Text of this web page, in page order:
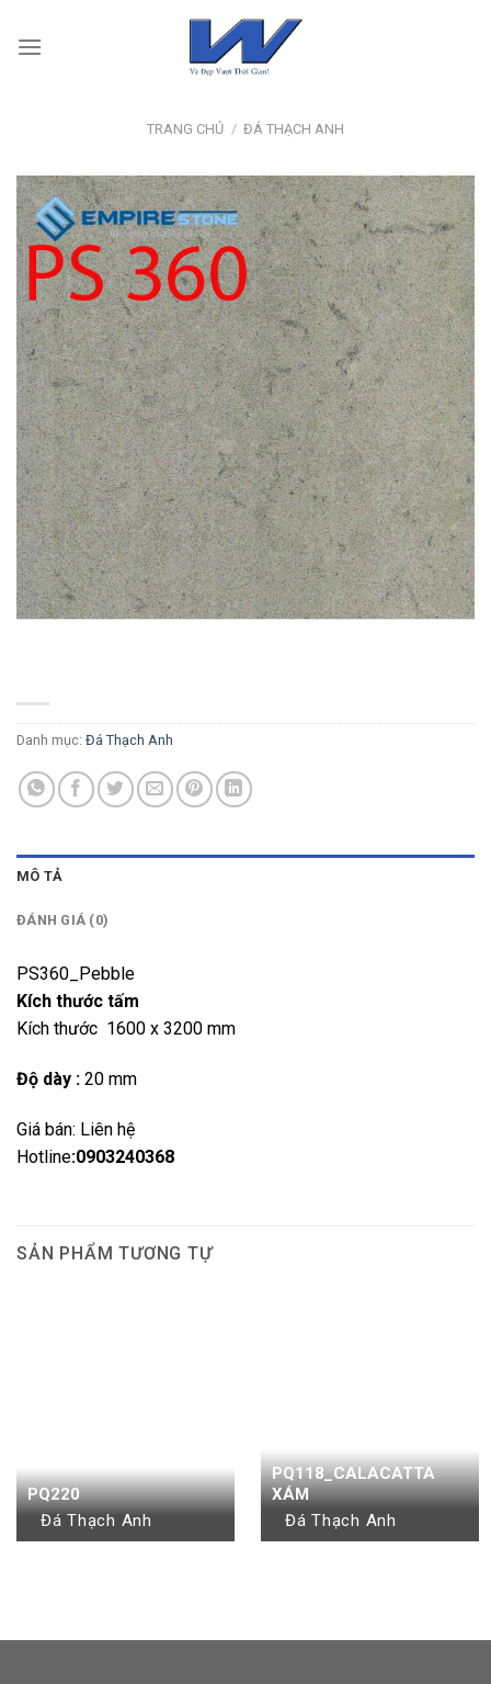
TRANG CHỦ / ĐÁ THẠCH ANH
Danh mục: Đá Thạch Anh
MÔ TẢ
ĐÁNH GIÁ (0)
PS360_Pebble
Kích thước tấm
Kích thước 1600 x 3200 mm
Độ dày : 20 mm
Giá bán: Liên hệ
Hotline:0903240368
SẢN PHẨM TƯƠNG TỰ
Đá Thạch Anh
PQ220
Đá Thạch Anh
PQ118_CALACATTA
XÁM